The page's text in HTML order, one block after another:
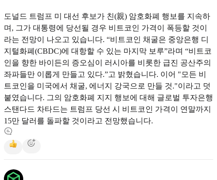
도널드 트럼프 미 대선 후보가 친(親) 암호화폐 행보를 지속하
며, 그가 대통령에 당선될 경우 비트코인 가격이 폭등할 것이
라는 전망이 나오고 있습니다. “비트코인 채굴은 중앙은행 디
지털화폐(CBDC)에 대항할 수 있는 마지막 보루”라며 “비트코
인을 향한 바이든의 증오심이 러시아를 비롯한 급진 공산주의
좌파들만 이롭게 만들고 있다.”고 밝혔습니다. 이어 "모든 비
트코인을 미국에서 채굴, 에너지 강국으로 만들 것."이라고 덧
붙였습니다. 그의 암호화폐 지지 행보에 대해 글로벌 투자은행
스탠다드 차타드는 트럼프 당선 시 비트코인 가격이 연말까지
15만 달러를 돌파할 것이라고 전망했습니다.